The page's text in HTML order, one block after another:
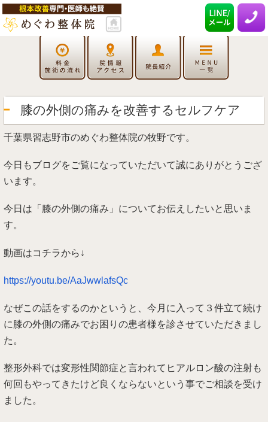
膝の外側の痛みを改善するセルフケア
千葉県習志野市のめぐわ整体院の牧野です。
今日もブログをご覧になっていただいて誠にありがとうござ
います。
今日は「膝の外側の痛み」についてお伝えしたいと思いま
す。
動画はコチラから↓
https://youtu.be/AaJwwlafsQc
なぜこの話をするのかというと、今月に入って３件立て続け
に膝の外側の痛みでお困りの患者様を診させていただきまし
た。
整形外科では変形性関節症と言われてヒアルロン酸の注射も
何回もやってきたけど良くならないという事でご相談を受け
ました。